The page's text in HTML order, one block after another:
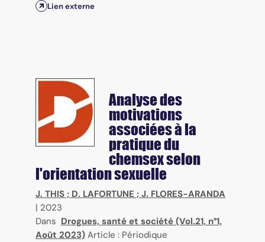
Lien externe
Analyse des
motivations
associées à la
pratique du
chemsex selon
l'orientation sexuelle
J. THIS ; D. LAFORTUNE ; J. FLORES-ARANDA
| 2023
Dans Drogues, santé et société (Vol.21, n°1,
Août 2023) Article : Périodique